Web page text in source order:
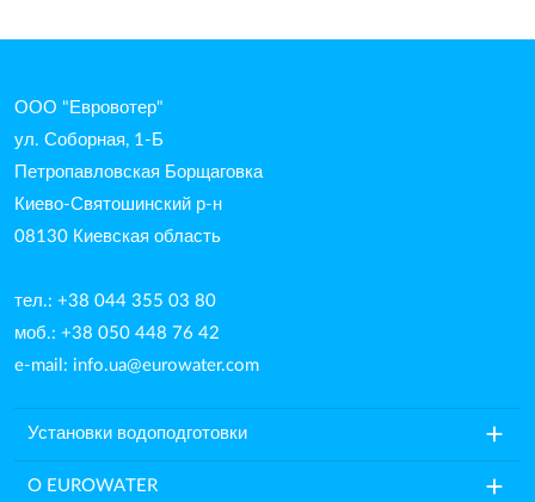
ООО "Евровотер"
ул. Соборная, 1-Б
Петропавловская Борщаговка
Киево-Святошинский р-н
08130 Киевская область
тел.: +38 044 355 03 80
моб.: +38 050 448 76 42
e-mail: info.ua@eurowater.com
Установки водоподготовки add
O EUROWATER add